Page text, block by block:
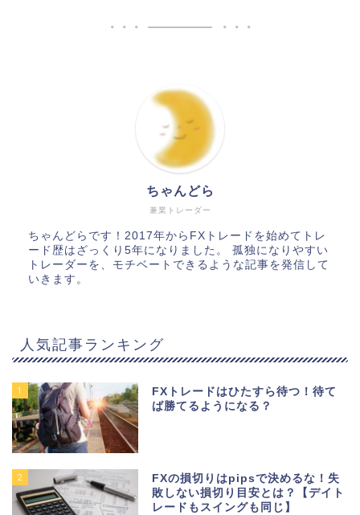
兼業トレーダー
ちゃんどら
ちゃんどらです！2017年からFXトレードを始めてトレ
ード歴はざっくり5年になりました。 孤独になりやすい
トレーダーを、モチベートできるような記事を発信して
いきます。
人気記事ランキング
1
FXトレードはひたすら待つ！待て
ば勝てるようになる？
2
FXの損切りはpipsで決めるな！失
敗しない損切り目安とは？【デイト
レードもスイングも同じ】